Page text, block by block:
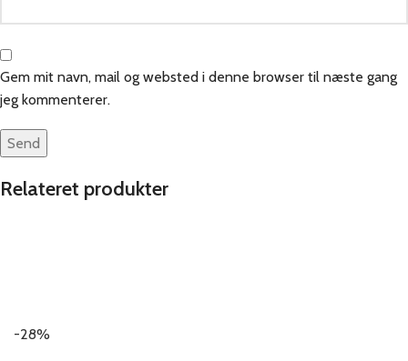
Gem mit navn, mail og websted i denne browser til næste gang
jeg kommenterer.
Relateret produkter
-28%